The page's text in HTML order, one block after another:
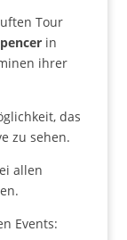
Tour
in
ihrer
das
zu sehen.
allen
Events: